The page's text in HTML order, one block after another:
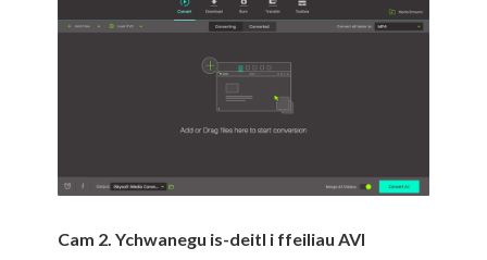
Cam 2. Ychwanegu is-deitl i ffeiliau AVI